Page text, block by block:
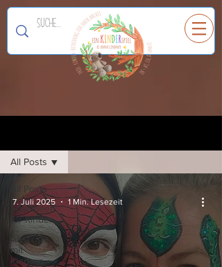
EinKINDERspiel
All Posts
Spielideen
für Kinder
Ausflüge
mit
Kindern
All Posts
7. Juli 2025 1 Min. Lesezeit